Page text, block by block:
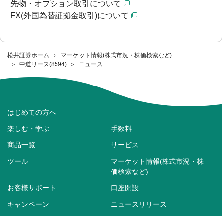
松井証券ホーム
マーケット情報(株式市況・株価検索など)
中道リース(8594)
ニュース
先物・オプション取引について
FX(外国為替証拠金取引)について
はじめての方へ
楽しむ・学ぶ 手数料
商品一覧 サービス
ツール
マーケット情報(株式市況・株
価検索など)
お客様サポート 口座開設
キャンペーン ニュースリリース